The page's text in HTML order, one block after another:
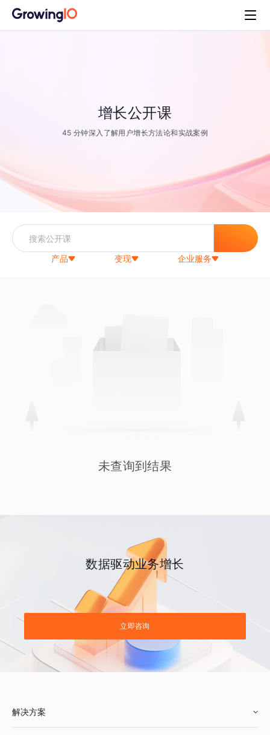
增长公开课
45 分钟深入了解用户增长方法论和实战案例
产品 变现 企业服务
未查询到结果
数据驱动业务增长
立即咨询
解决方案